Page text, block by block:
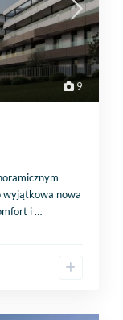
9
wyjątkowa nowa
i…